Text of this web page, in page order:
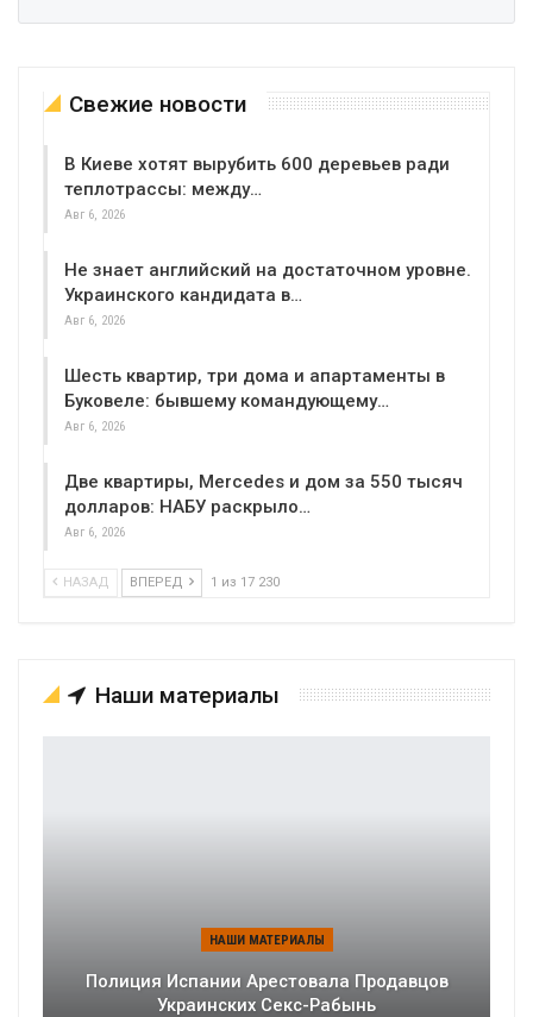
Свежие новости
В Киеве хотят вырубить 600 деревьев ради
теплотрассы: между…
Авг 6, 2026
Не знает английский на достаточном уровне.
Украинского кандидата в…
Авг 6, 2026
Шесть квартир, три дома и апартаменты в
Буковеле: бывшему командующему…
Авг 6, 2026
Две квартиры, Mercedes и дом за 550 тысяч
долларов: НАБУ раскрыло…
Авг 6, 2026
НАЗАД ВПЕРЕД 1 из 17 230
Наши материалы
НАШИ МАТЕРИАЛЫ
Полиция Испании Арестовала Продавцов
Украинских Секс-Рабынь